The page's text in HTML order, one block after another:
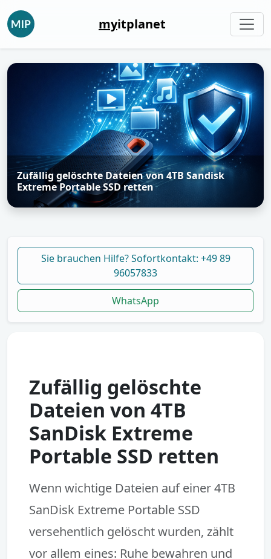
myitplanet
Zufällig gelöschte Dateien von 4TB Sandisk
Extreme Portable SSD retten
Sie brauchen Hilfe? Sofortkontakt: +49 89
96057833
WhatsApp
Zufällig gelöschte
Dateien von 4TB
SanDisk Extreme
Portable SSD retten
Wenn wichtige Dateien auf einer4TB
SanDisk Extreme Portable SSD
versehentlich gelöscht wurden, zählt
vor allem eines: Ruhe bewahren und